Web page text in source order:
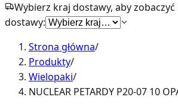
Wybierz kraj dostawy, aby zobaczyć
dostawy:
Strona główna/
Produkty/
Wielopaki/
NUCLEAR PETARDY P20-07 10